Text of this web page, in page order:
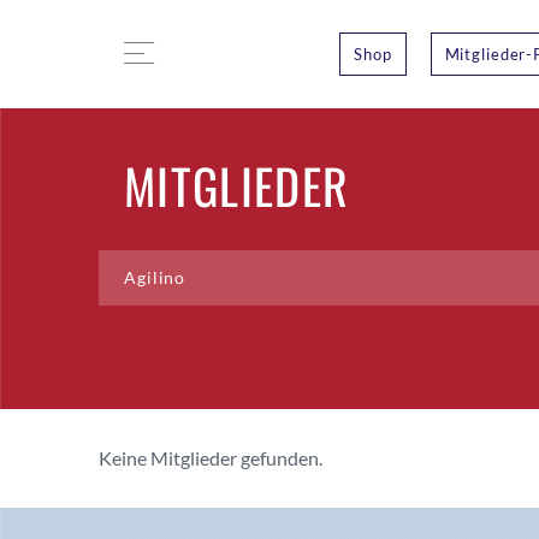
Shop Mitglieder-
MITGLIEDER
Keine Mitglieder gefunden.